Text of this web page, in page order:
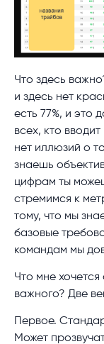
Что здесь
и здесь нет
есть 77%, и это
всех, кто
нет иллюзий о
знаешь
цифрам ты
стремимся к
тому, что мы
базовые
командам мы
Что мне
важного? Две
Первое.
Может